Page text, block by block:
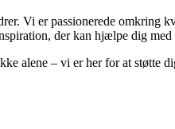
Vi er passionerede omkring
der kan hjælpe dig med
alene – vi er her for at støtte